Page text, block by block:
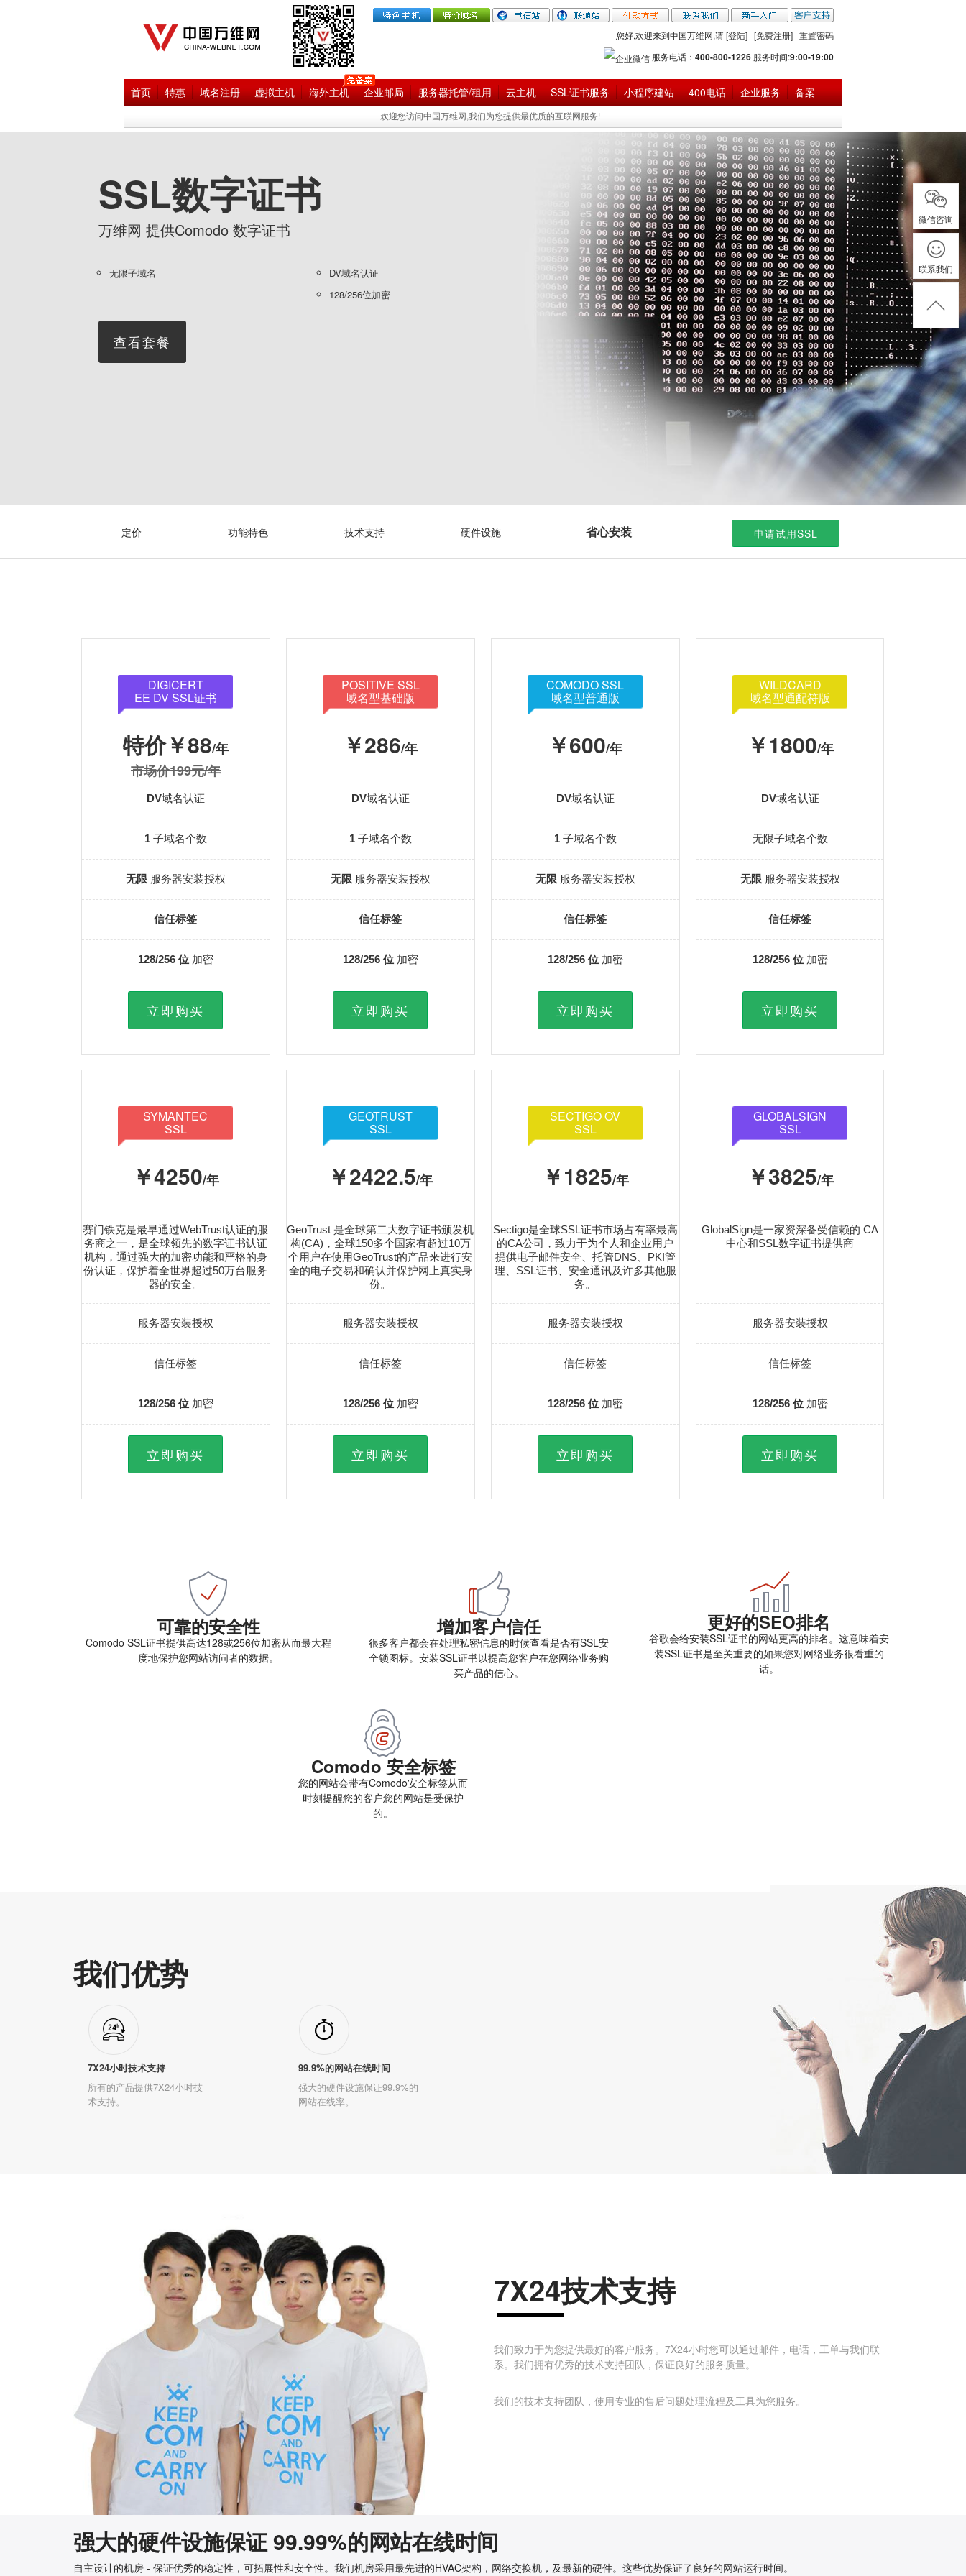
您好,欢迎来到中国万维网,请[登陆] [免费注册] 重置密码
服务电话： 400-800-1226 服务时间:9:00-19:00
首页
欢迎您访问中国万维网,我们为您提供最优质的互联网服务!
特惠 域名注册 虚拟主机 海外主机 企业邮局 服务器托管/租用 云主机 SSL证书服务 小程序建站 400电话 企业服务 备案
SSL数字证书
万维网 提供Comodo 数字证书
无限子域名
DV域名认证
128/256位加密
查看套餐
定价 功能特色 技术支持 硬件设施 省心安装
DIGICERT
EE DV SSL证书
特价￥88/年
市场价199元/年
DV域名认证
1子域名个数
无限 服务器安装授权
信任标签
128/256 位加密
立即购买
POSITIVE SSL
域名型基础版
￥286/年
DV域名认证
1子域名个数
无限 服务器安装授权
信任标签
128/256 位加密
立即购买
COMODO SSL
域名型普通版
￥600/年
DV域名认证
1子域名个数
无限 服务器安装授权
信任标签
128/256 位加密
立即购买
WILDCARD
域名型通配符版
￥1800/年
DV域名认证
无限子域名个数
无限 服务器安装授权
信任标签
128/256 位加密
立即购买
SYMANTEC
SSL
￥4250/年
赛门铁克是最早通过WebTrust认证的服
务商之一，是全球领先的数字证书认证
机构，通过强大的加密功能和严格的身
份认证，保护着全世界超过50万台服务
器的安全。
服务器安装授权
信任标签
128/256 位加密
立即购买
GEOTRUST
SSL
￥2422.5/年
GeoTrust 是全球第二大数字证书颁发机
构(CA)，全球150多个国家有超过10万
个用户在使用GeoTrust的产品来进行安
全的电子交易和确认并保护网上真实身
份。
服务器安装授权
信任标签
128/256 位加密
立即购买
SECTIGO OV
SSL
￥1825/年
Sectigo是全球SSL证书市场占有率最高
的CA公司，致力于为个人和企业用户
提供电子邮件安全、托管DNS、PKI管
理、SSL证书、安全通讯及许多其他服
务。
服务器安装授权
信任标签
128/256 位加密
立即购买
GLOBALSIGN
SSL
￥3825/年
GlobalSign是一家资深备受信赖的 CA
中心和SSL数字证书提供商
服务器安装授权
信任标签
128/256 位加密
立即购买
可靠的安全性
Comodo SSL证书提供高达128或256位加密从而最大程
度地保护您网站访问者的数据。
增加客户信任
很多客户都会在处理私密信息的时候查看是否有SSL安
全锁图标。安装SSL证书以提高您客户在您网络业务购
买产品的信心。
更好的SEO排名
谷歌会给安装SSL证书的网站更高的排名。这意味着安
装SSL证书是至关重要的如果您对网络业务很看重的
话。
Comodo 安全标签
您的网站会带有Comodo安全标签从而
时刻提醒您的客户您的网站是受保护
的。
我们优势
7X24小时技术支持
所有的产品提供7X24小时技
术支持。
99.9%的网站在线时间
强大的硬件设施保证99.9%的
网站在线率。
7X24技术支持
我们致力于为您提供最好的客户服务。7X24小时您可以通过邮件，电话，工单与我们联
系。我们拥有优秀的技术支持团队，保证良好的服务质量。
我们的技术支持团队，使用专业的售后问题处理流程及工具为您服务。
强大的硬件设施保证99.99%的网站在线时间
自主设计的机房 - 保证优秀的稳定性，可拓展性和安全性。我们机房采用最先进的HVAC架构，网络交换机，及最新的硬件。这些优势保证了良好的网站运行时间。
微信咨询
联系我们